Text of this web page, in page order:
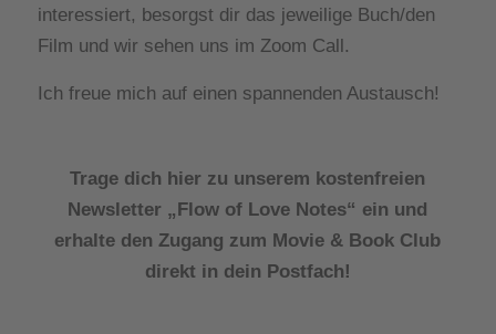
interessiert, besorgst dir das jeweilige Buch/den
Film und wir sehen uns im Zoom Call.
Ich freue mich auf einen spannenden Austausch!
Trage dich hier zu unserem kostenfreien
Newsletter „Flow of Love Notes“ ein und
erhalte den Zugang zum Movie & Book Club
direkt in dein Postfach!